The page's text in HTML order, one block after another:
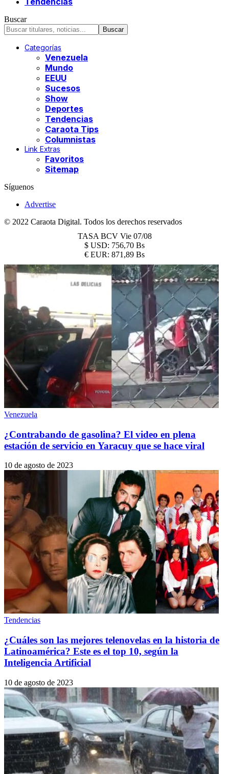
Buscar
Categorías
Venezuela
Mundo
EEUU
Sucesos
Show
Deportes
Tendencias
Caraota Tips
Columnistas
Link Extras
Favoritos
Sitemap
Síguenos
Advertise
© 2022 Caraota Digital. Todos los derechos reservados
TASA BCV Vie 07/08
$ USD: 756,70 Bs
€ EUR: 871,89 Bs
Venezuela
¿Contrabando de gasolina? El video en plena
estación de servicio en Yaracuy que se hace viral
10 de agosto de 2023
Tendencias
¿Cuáles son las mejores telenovelas en la historia de
Latinoamérica? Este es el top 10, según la
Inteligencia Artificial
10 de agosto de 2023